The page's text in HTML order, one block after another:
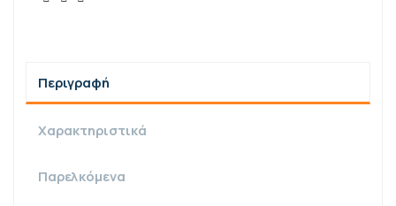
Περιγραφή
Χαρακτηριστικά
Παρελκόμενα